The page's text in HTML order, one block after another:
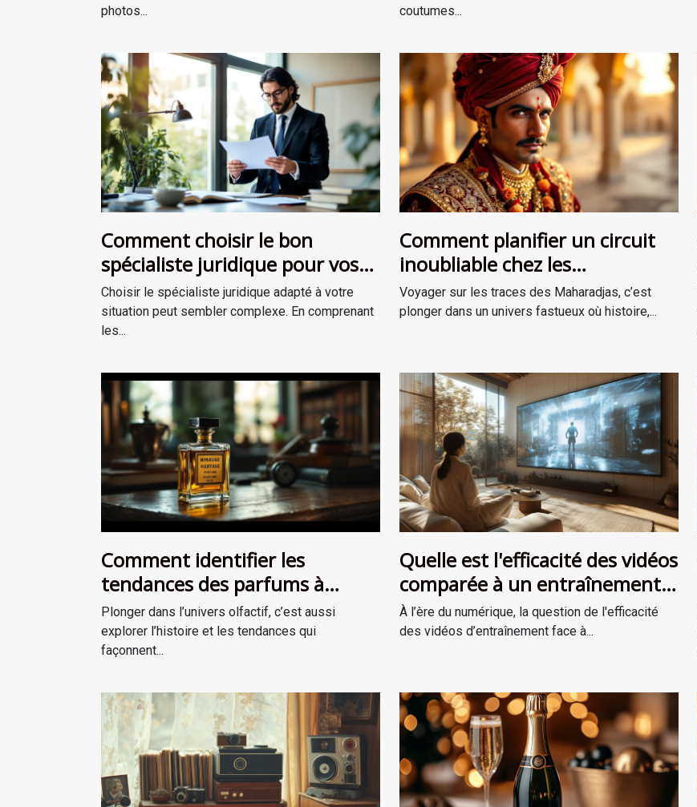
photos...
coutumes...
Comment choisir le bon
spécialiste juridique pour vos
besoins ?
Choisir le spécialiste juridique adapté à votre
situation peut sembler complexe. En comprenant
les...
Comment planifier un circuit
inoubliable chez les
Maharadjas ?
Voyager sur les traces des Maharadjas, c’est
plonger dans un univers fastueux où histoire,...
Comment identifier les
tendances des parfums à
travers les époques ?
Plonger dans l’univers olfactif, c’est aussi
explorer l’histoire et les tendances qui
façonnent...
Quelle est l'efficacité des vidéos
comparée à un entraînement
en personne ?
À l’ère du numérique, la question de l'efficacité
des vidéos d’entraînement face à...